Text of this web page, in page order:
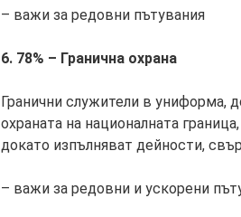
– важи за редовни пътувания
6. 78% – Гранична охрана
Гранични служители в униформа,
охраната на националната
докато изпълняват дейности,
– важи за редовни и ускорени